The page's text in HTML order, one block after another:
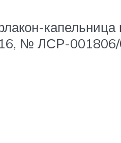
№ ЛСР-